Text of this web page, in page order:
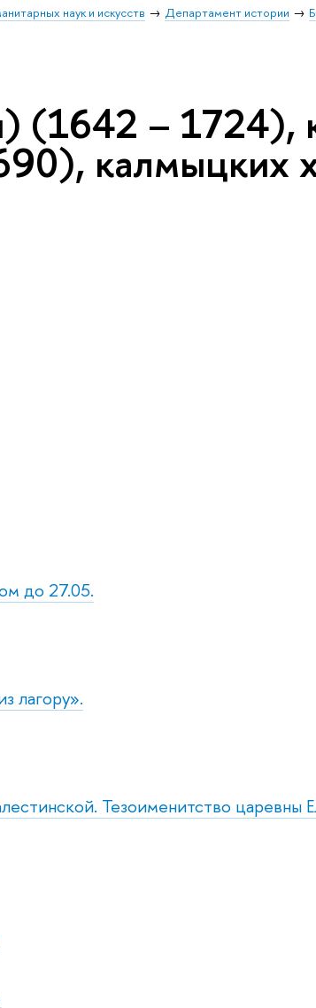
наук и искусств Департамент истории
(1642 – 1724),
калмыцких
до 27.05.
лагору».
Тезоименитство царевны